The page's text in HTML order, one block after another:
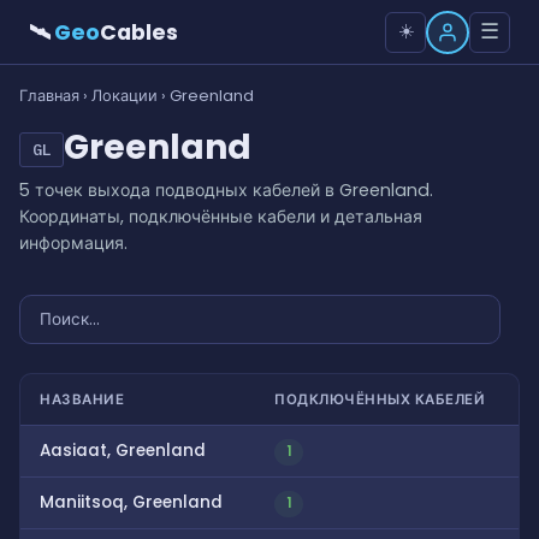
🛰GeoCables ☀️ ☰
Главная › Локации › Greenland
GL Greenland
5 точек выхода подводных кабелей в Greenland.
Координаты, подключённые кабели и детальная
информация.
НАЗВАНИЕ ПОДКЛЮЧЁННЫХ КАБЕЛЕЙ
Aasiaat, Greenland 1
Maniitsoq, Greenland 1